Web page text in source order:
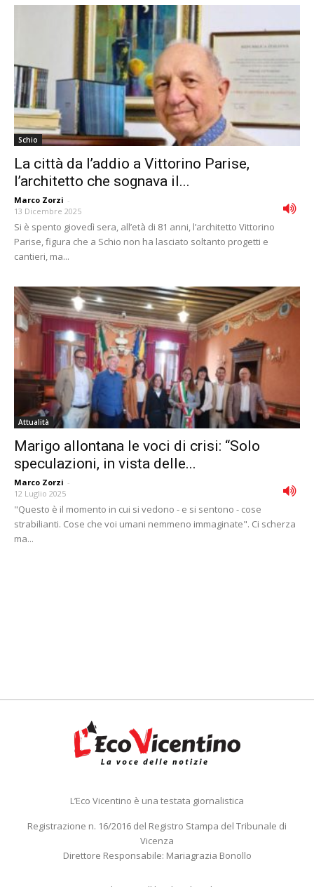
Schio
La città da l’addio a Vittorino Parise,
l’architetto che sognava il...
Marco Zorzi -
13 Dicembre 2025
Si è spento giovedì sera, all’età di 81 anni, l’architetto Vittorino
Parise, figura che a Schio non ha lasciato soltanto progetti e
cantieri, ma...
Attualità
Marigo allontana le voci di crisi: “Solo
speculazioni, in vista delle...
Marco Zorzi -
12 Luglio 2025
"Questo è il momento in cui si vedono - e si sentono - cose
strabilianti. Cose che voi umani nemmeno immaginate". Ci scherza
ma...
L’Eco Vicentino è una testata giornalistica
Registrazione n. 16/2016 del Registro Stampa del Tribunale di
Vicenza
Direttore Responsabile: Mariagrazia Bonollo